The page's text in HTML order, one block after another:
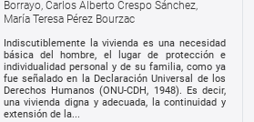
Borrayo, Carlos Alberto Crespo Sánchez,
María Teresa Pérez Bourzac
Indiscutiblemente la vivienda es una necesidad
básica del hombre, el lugar de protección e
individualidad personal y de su familia, como ya
fue señalado en la Declaración Universal de los
Derechos Humanos (ONU-CDH, 1948). Es decir,
una vivienda digna y adecuada, la continuidad y
extensión de la...